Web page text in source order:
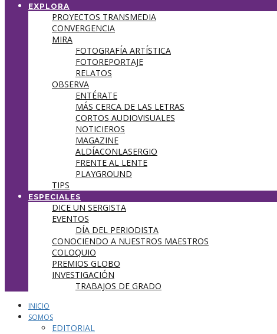
EXPLORA
PROYECTOS TRANSMEDIA
CONVERGENCIA
MIRA
FOTOGRAFÍA ARTÍSTICA
FOTOREPORTAJE
RELATOS
OBSERVA
ENTÉRATE
MÁS CERCA DE LAS LETRAS
CORTOS AUDIOVISUALES
NOTICIEROS
MAGAZINE
ALDÍACONLASERGIO
FRENTE AL LENTE
PLAYGROUND
TIPS
ESPECIALES
DICE UN SERGISTA
EVENTOS
DÍA DEL PERIODISTA
CONOCIENDO A NUESTROS MAESTROS
COLOQUIO
PREMIOS GLOBO
INVESTIGACIÓN
TRABAJOS DE GRADO
INICIO
SOMOS
EDITORIAL